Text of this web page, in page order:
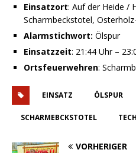
Einsatzort: Auf der Heide /
Scharmbeckstotel,
Alarmstichwort: Ölspur
Einsatzzeit: 21:44 Uhr –
Ortsfeuerwehren:
EINSATZ ÖLSPUR
SCHARMEBCKSTOTEL
VORHERIGER